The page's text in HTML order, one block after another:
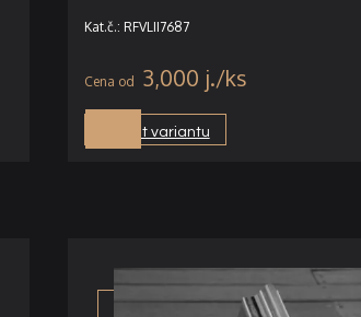
Kat.č.: RFVLII7687
3,000 j.
Vybrat variantu